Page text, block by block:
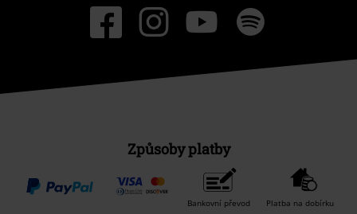
Způsoby platby
Bankovní převod Platba na dobírku